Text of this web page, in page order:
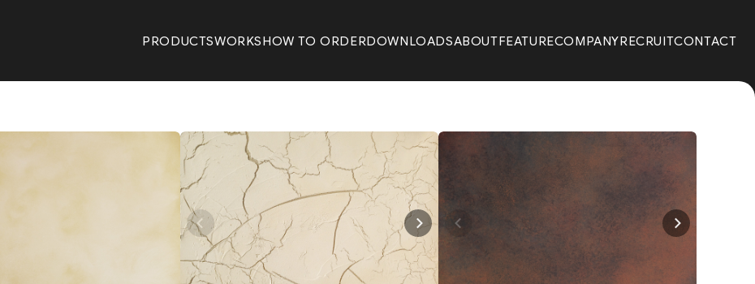
PRODUCTSWORKSHOW TO ORDERDOWNLOADSABOUTFEATURECOMPANYRECRUITCONTACT